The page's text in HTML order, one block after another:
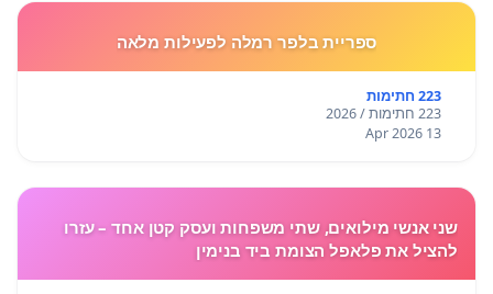
ספריית בלפר רמלה לפעילות מלאה
223 חתימות
223 חתימות / 2026
13 Apr 2026
שני אנשי מילואים, שתי משפחות ועסק קטן אחד – עזרו
להציל את פלאפל הצומת ביד בנימין